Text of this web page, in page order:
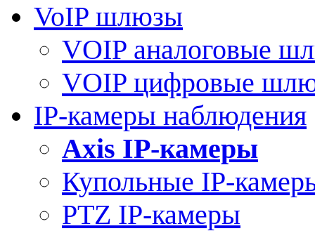
VoIP шлюзы
VOIP аналоговые
VOIP цифровые
IP-камеры наблюдения
Axis IP-камеры
Купольные IP-
PTZ IP-камеры